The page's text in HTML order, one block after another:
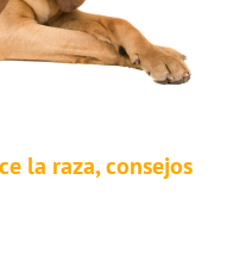
la raza, consejos